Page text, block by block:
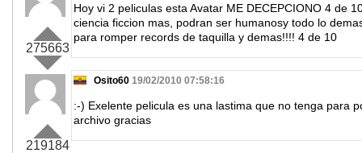
275663
Hoy vi 2 peliculas esta Avatar ME DECEPCIONO 4 de
ciencia ficcion mas, podran ser humanosy todo lo
para romper records de taquilla y demas!!!! 4 de 10
219184
Osito60 19/02/2010 07:58:16
:-) Exelente pelicula es una lastima que no tenga para
archivo gracias